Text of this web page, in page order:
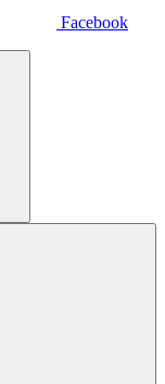
Facebook